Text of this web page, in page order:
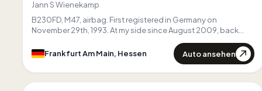
Jann S Wienekamp
B230FD, M47, airbag. First registered in Germany on
November 29th, 1993. At my side since August 2009, back
thing I believe in is my Volvo.
Frankfurt Am Main, Hessen Auto ansehen
3